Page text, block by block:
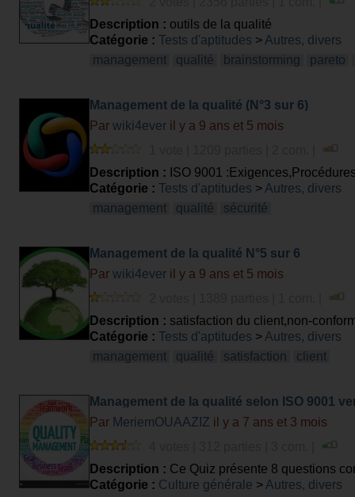
Description : outils de la qualité
Catégorie : Tests d'aptitudes > Autres, divers
management
qualité brainstorming pareto
Management de la qualité (N°3 sur 6)
Par wiki4ever il y a 9 ans et 5 mois
Description : ISO 9001
Catégorie : Tests d'aptitudes > Autres, divers
management
qualité sécurité
Management de la qualité N°5 sur 6
Par wiki4ever il y a 9 ans et 5 mois
Description : satisfaction du client,non-
Catégorie : Tests d'aptitudes > Autres, divers
management
qualité satisfaction client
Management de la qualité selon ISO 9001
Par MeriemOUAAZIZ il y a 7 ans et 3 mois
Description : Ce Quiz présente 8 questions
Catégorie : Culture générale > Autres, divers